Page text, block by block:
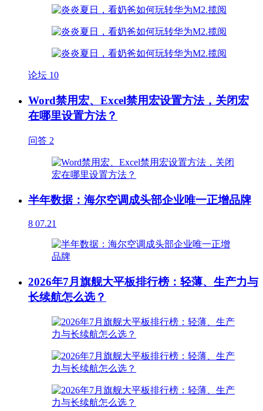
论坛 10
Word禁用宏、Excel禁用宏设置方法，关闭宏
在哪里设置方法？
问答 2
半年数据：海尔空调成头部企业唯一正增品牌
8 07.21
2026年7月旗舰大平板排行榜：轻薄、生产力与
长续航怎么选？